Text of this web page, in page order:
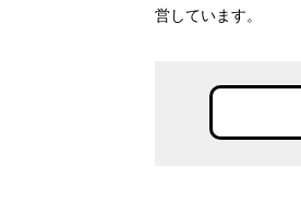
営しています。